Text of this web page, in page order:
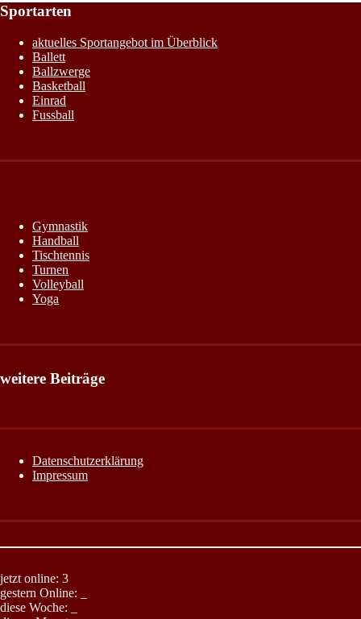
Sportarten
aktuelles Sportangebot im Überblick
Ballett
Ballzwerge
Basketball
Einrad
Fussball
Gymnastik
Handball
Tischtennis
Turnen
Volleyball
Yoga
weitere Beiträge
Datenschutzerklärung
Impressum
jetzt online: 3
gestern Online:
diese Woche: